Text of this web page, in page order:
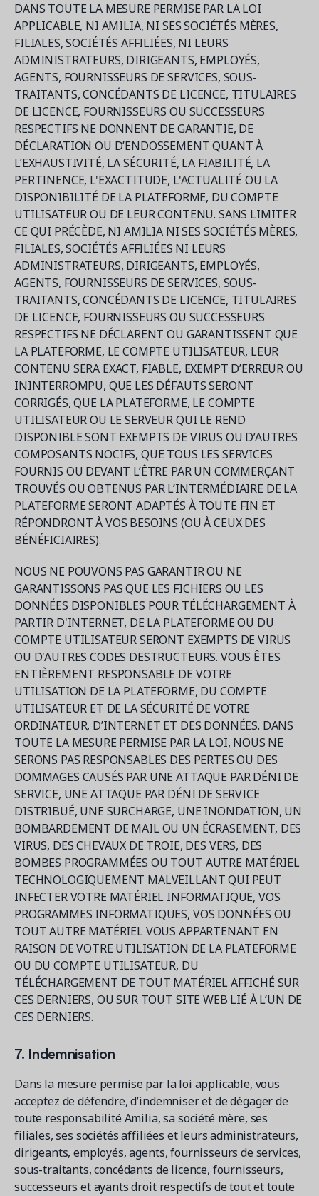
DANS TOUTE LA MESURE PERMISE PAR LA LOI
APPLICABLE, NI AMILIA, NI SES SOCIÉTÉS MÈRES,
FILIALES, SOCIÉTÉS AFFILIÉES, NI LEURS
ADMINISTRATEURS, DIRIGEANTS, EMPLOYÉS,
AGENTS, FOURNISSEURS DE SERVICES, SOUS-
TRAITANTS, CONCÉDANTS DE LICENCE, TITULAIRES
DE LICENCE, FOURNISSEURS OU SUCCESSEURS
RESPECTIFS NE DONNENT DE GARANTIE, DE
DÉCLARATION OU D’ENDOSSEMENT QUANT À
L’EXHAUSTIVITÉ, LA SÉCURITÉ, LA FIABILITÉ, LA
PERTINENCE, L'EXACTITUDE, L'ACTUALITÉ OU LA
DISPONIBILITÉ DE LA PLATEFORME, DU COMPTE
UTILISATEUR OU DE LEUR CONTENU. SANS LIMITER
CE QUI PRÉCÈDE, NI AMILIA NI SES SOCIÉTÉS MÈRES,
FILIALES, SOCIÉTÉS AFFILIÉES NI LEURS
ADMINISTRATEURS, DIRIGEANTS, EMPLOYÉS,
AGENTS, FOURNISSEURS DE SERVICES, SOUS-
TRAITANTS, CONCÉDANTS DE LICENCE, TITULAIRES
DE LICENCE, FOURNISSEURS OU SUCCESSEURS
RESPECTIFS NE DÉCLARENT OU GARANTISSENT QUE
LA PLATEFORME, LE COMPTE UTILISATEUR, LEUR
CONTENU SERA EXACT, FIABLE, EXEMPT D’ERREUR OU
ININTERROMPU, QUE LES DÉFAUTS SERONT
CORRIGÉS, QUE LA PLATEFORME, LE COMPTE
UTILISATEUR OU LE SERVEUR QUI LE REND
DISPONIBLE SONT EXEMPTS DE VIRUS OU D’AUTRES
COMPOSANTS NOCIFS, QUE TOUS LES SERVICES
FOURNIS OU DEVANT L’ÊTRE PAR UN COMMERÇANT
TROUVÉS OU OBTENUS PAR L’INTERMÉDIAIRE DE LA
PLATEFORME SERONT ADAPTÉS À TOUTE FIN ET
RÉPONDRONT À VOS BESOINS (OU À CEUX DES
BÉNÉFICIAIRES).
NOUS NE POUVONS PAS GARANTIR OU NE
GARANTISSONS PAS QUE LES FICHIERS OU LES
DONNÉES DISPONIBLES POUR TÉLÉCHARGEMENT À
PARTIR D'INTERNET, DE LA PLATEFORME OU DU
COMPTE UTILISATEUR SERONT EXEMPTS DE VIRUS
OU D'AUTRES CODES DESTRUCTEURS. VOUS ÊTES
ENTIÈREMENT RESPONSABLE DE VOTRE
UTILISATION DE LA PLATEFORME, DU COMPTE
UTILISATEUR ET DE LA SÉCURITÉ DE VOTRE
ORDINATEUR, D’INTERNET ET DES DONNÉES. DANS
TOUTE LA MESURE PERMISE PAR LA LOI, NOUS NE
SERONS PAS RESPONSABLES DES PERTES OU DES
DOMMAGES CAUSÉS PAR UNE ATTAQUE PAR DÉNI DE
SERVICE, UNE ATTAQUE PAR DÉNI DE SERVICE
DISTRIBUÉ, UNE SURCHARGE, UNE INONDATION, UN
BOMBARDEMENT DE MAIL OU UN ÉCRASEMENT, DES
VIRUS, DES CHEVAUX DE TROIE, DES VERS, DES
BOMBES PROGRAMMÉES OU TOUT AUTRE MATÉRIEL
TECHNOLOGIQUEMENT MALVEILLANT QUI PEUT
INFECTER VOTRE MATÉRIEL INFORMATIQUE, VOS
PROGRAMMES INFORMATIQUES, VOS DONNÉES OU
TOUT AUTRE MATÉRIEL VOUS APPARTENANT EN
RAISON DE VOTRE UTILISATION DE LA PLATEFORME
OU DU COMPTE UTILISATEUR, DU
TÉLÉCHARGEMENT DE TOUT MATÉRIEL AFFICHÉ SUR
CES DERNIERS, OU SUR TOUT SITE WEB LIÉ À L’UN DE
CES DERNIERS.
7. Indemnisation
Dans la mesure permise par la loi applicable, vous
acceptez de défendre, d’indemniser et de dégager de
toute responsabilité Amilia, sa société mère, ses
filiales, ses sociétés affiliées et leurs administrateurs,
dirigeants, employés, agents, fournisseurs de services,
sous-traitants, concédants de licence, fournisseurs,
successeurs et ayants droit respectifs de tout et toute